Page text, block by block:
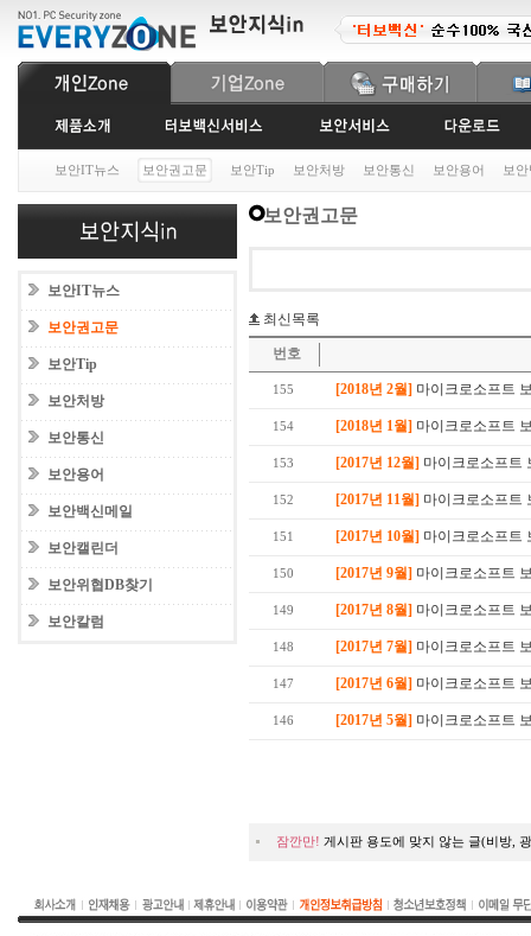
보안IT뉴스 보안권고문 보안Tip 보안처방 보안통신 보안용어 보
보안IT뉴스
보안권고문
보안Tip
보안처방
보안통신
보안용어
보안백신메일
보안캘린더
보안위협DB찾기
보안칼럼
보안권고문
최신목록
번호
155 [2018년 2월] 마이크로소프트
154 [2018년 1월] 마이크로소프트
153 [2017년 12월] 마이크로소프트
152 [2017년 11월] 마이크로소프트
151 [2017년 10월] 마이크로소프트
150 [2017년 9월] 마이크로소프트
149 [2017년 8월] 마이크로소프트
148 [2017년 7월] 마이크로소프트
147 [2017년 6월] 마이크로소프트
146 [2017년 5월] 마이크로소프트
잠깐만! 게시판 용도에 맞지 않는 글(비방,